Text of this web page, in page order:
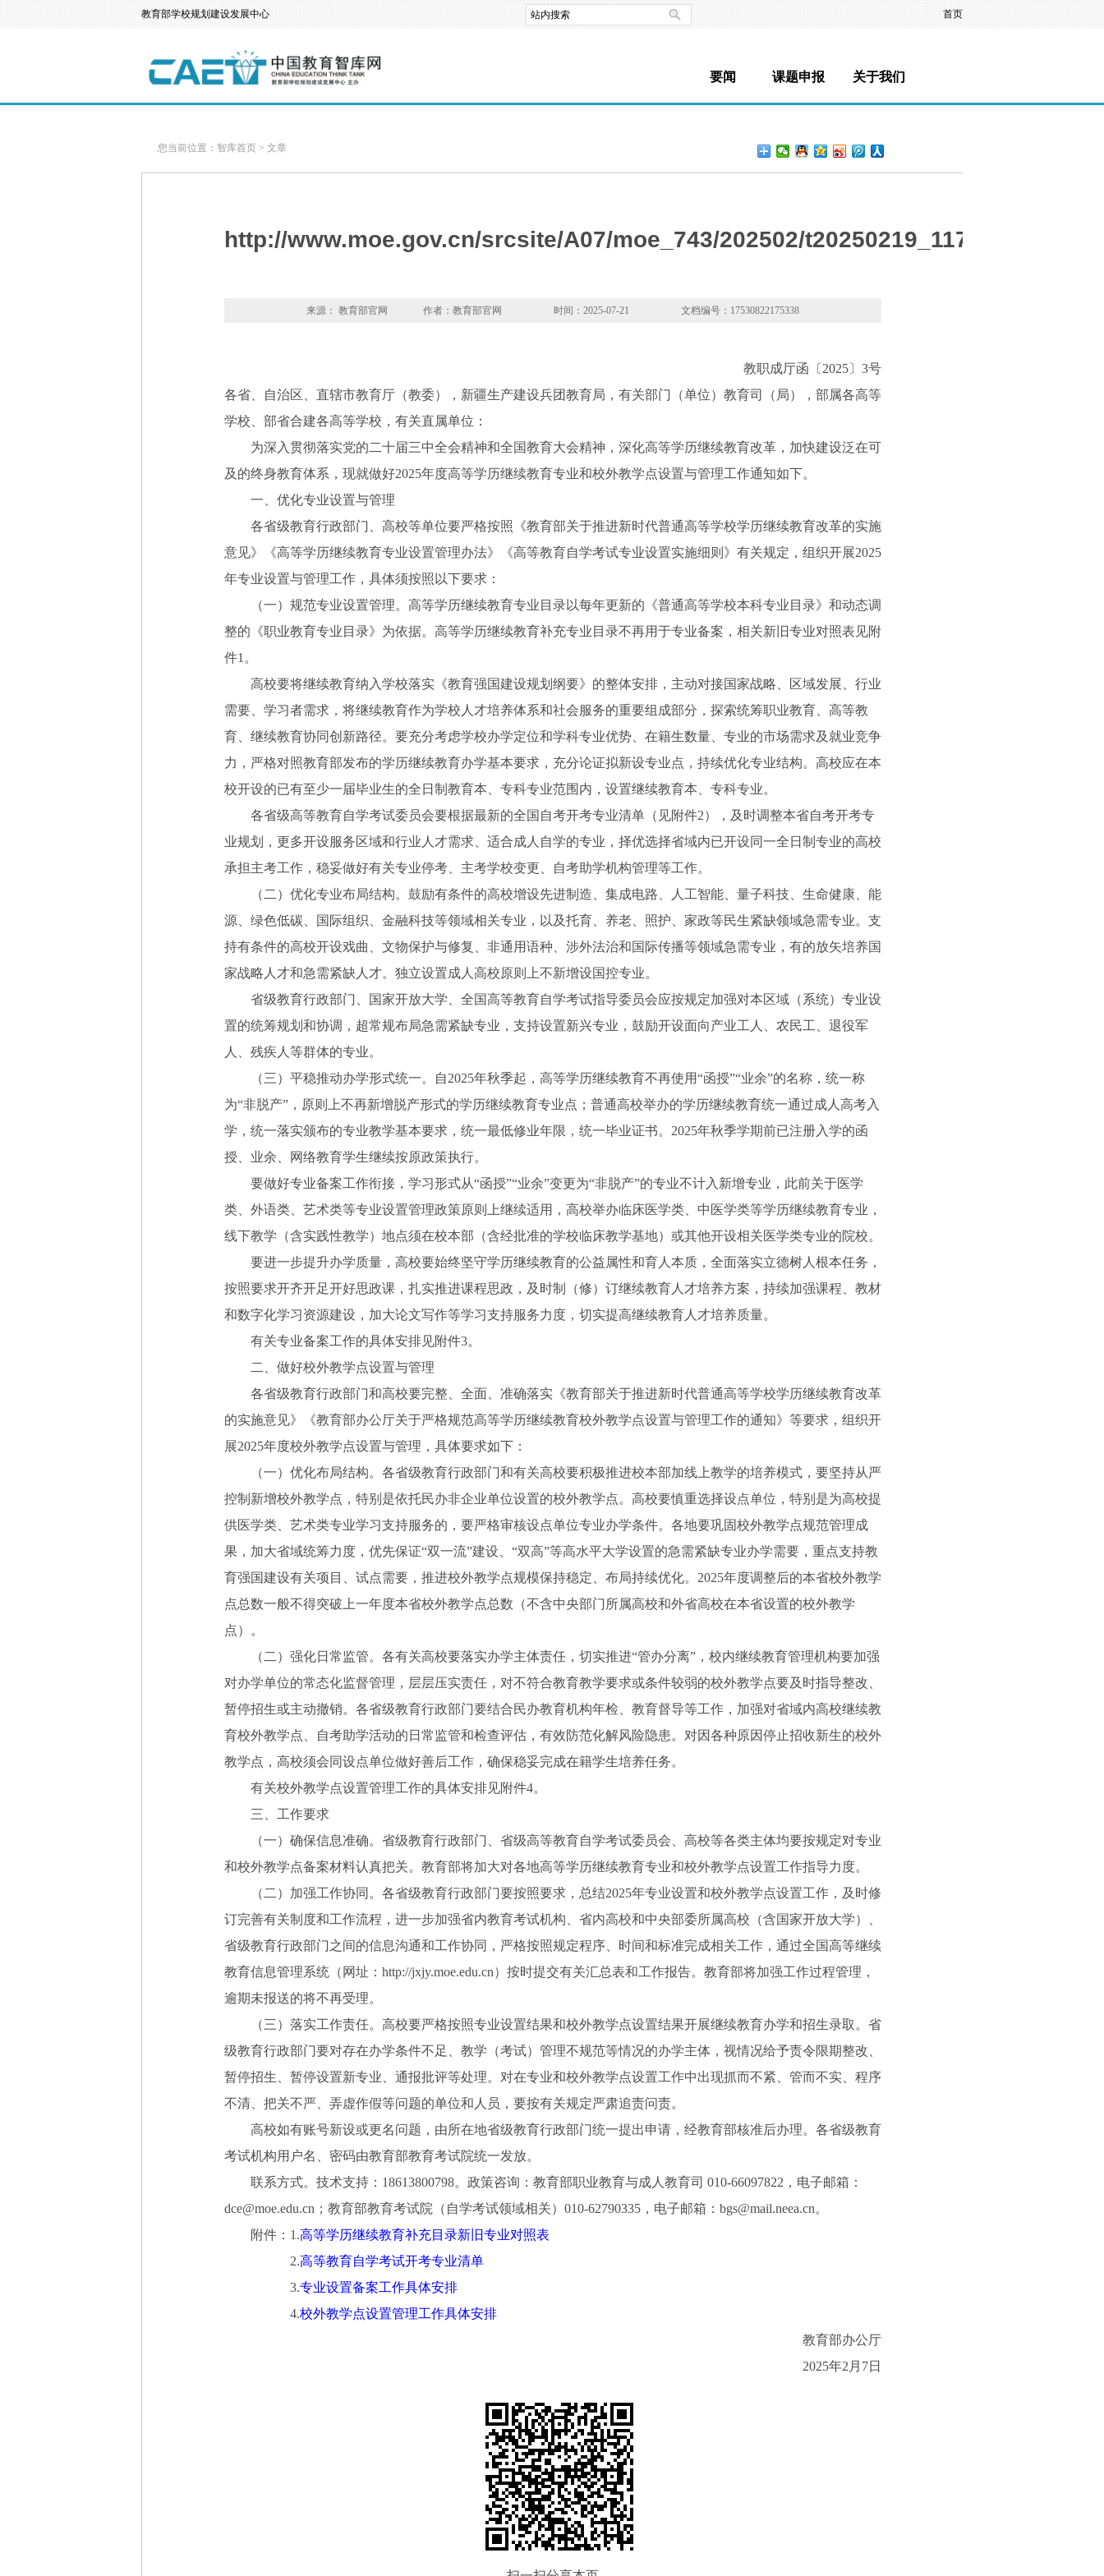
教育部学校规划建设发展中心 首页
要闻 课题申报 关于我们
您当前位置： 智库首页 > 文章
http://www.moe.gov.cn/srcsite/A07/moe_743/202502/t20250219_1179618.html
来源： 教育部官网 作者：教育部官网 时间：2025-07-21 文档编号：17530822175338
教职成厅函〔2025〕3号
各省、自治区、直辖市教育厅（教委），新疆生产建设兵团教育局，有关部门（单位）教育司（局），部属各高等
学校、部省合建各高等学校，有关直属单位：
为深入贯彻落实党的二十届三中全会精神和全国教育大会精神，深化高等学历继续教育改革，加快建设泛在可
及的终身教育体系，现就做好2025年度高等学历继续教育专业和校外教学点设置与管理工作通知如下。
一、优化专业设置与管理
各省级教育行政部门、高校等单位要严格按照《教育部关于推进新时代普通高等学校学历继续教育改革的实施
意见》《高等学历继续教育专业设置管理办法》《高等教育自学考试专业设置实施细则》有关规定，组织开展2025
年专业设置与管理工作，具体须按照以下要求：
（一）规范专业设置管理。高等学历继续教育专业目录以每年更新的《普通高等学校本科专业目录》和动态调
整的《职业教育专业目录》为依据。高等学历继续教育补充专业目录不再用于专业备案，相关新旧专业对照表见附
件1。
高校要将继续教育纳入学校落实《教育强国建设规划纲要》的整体安排，主动对接国家战略、区域发展、行业
需要、学习者需求，将继续教育作为学校人才培养体系和社会服务的重要组成部分，探索统筹职业教育、高等教
育、继续教育协同创新路径。要充分考虑学校办学定位和学科专业优势、在籍生数量、专业的市场需求及就业竞争
力，严格对照教育部发布的学历继续教育办学基本要求，充分论证拟新设专业点，持续优化专业结构。高校应在本
校开设的已有至少一届毕业生的全日制教育本、专科专业范围内，设置继续教育本、专科专业。
各省级高等教育自学考试委员会要根据最新的全国自考开考专业清单（见附件2），及时调整本省自考开考专
业规划，更多开设服务区域和行业人才需求、适合成人自学的专业，择优选择省域内已开设同一全日制专业的高校
承担主考工作，稳妥做好有关专业停考、主考学校变更、自考助学机构管理等工作。
（二）优化专业布局结构。鼓励有条件的高校增设先进制造、集成电路、人工智能、量子科技、生命健康、能
源、绿色低碳、国际组织、金融科技等领域相关专业，以及托育、养老、照护、家政等民生紧缺领域急需专业。支
持有条件的高校开设戏曲、文物保护与修复、非通用语种、涉外法治和国际传播等领域急需专业，有的放矢培养国
家战略人才和急需紧缺人才。独立设置成人高校原则上不新增设国控专业。
省级教育行政部门、国家开放大学、全国高等教育自学考试指导委员会应按规定加强对本区域（系统）专业设
置的统筹规划和协调，超常规布局急需紧缺专业，支持设置新兴专业，鼓励开设面向产业工人、农民工、退役军
人、残疾人等群体的专业。
（三）平稳推动办学形式统一。自2025年秋季起，高等学历继续教育不再使用“函授”“业余”的名称，统一称
为“非脱产”，原则上不再新增脱产形式的学历继续教育专业点；普通高校举办的学历继续教育统一通过成人高考入
学，统一落实颁布的专业教学基本要求，统一最低修业年限，统一毕业证书。2025年秋季学期前已注册入学的函
授、业余、网络教育学生继续按原政策执行。
要做好专业备案工作衔接，学习形式从“函授”“业余”变更为“非脱产”的专业不计入新增专业，此前关于医学
类、外语类、艺术类等专业设置管理政策原则上继续适用，高校举办临床医学类、中医学类等学历继续教育专业，
线下教学（含实践性教学）地点须在校本部（含经批准的学校临床教学基地）或其他开设相关医学类专业的院校。
要进一步提升办学质量，高校要始终坚守学历继续教育的公益属性和育人本质，全面落实立德树人根本任务，
按照要求开齐开足开好思政课，扎实推进课程思政，及时制（修）订继续教育人才培养方案，持续加强课程、教材
和数字化学习资源建设，加大论文写作等学习支持服务力度，切实提高继续教育人才培养质量。
有关专业备案工作的具体安排见附件3。
二、做好校外教学点设置与管理
各省级教育行政部门和高校要完整、全面、准确落实《教育部关于推进新时代普通高等学校学历继续教育改革
的实施意见》《教育部办公厅关于严格规范高等学历继续教育校外教学点设置与管理工作的通知》等要求，组织开
展2025年度校外教学点设置与管理，具体要求如下：
（一）优化布局结构。各省级教育行政部门和有关高校要积极推进校本部加线上教学的培养模式，要坚持从严
控制新增校外教学点，特别是依托民办非企业单位设置的校外教学点。高校要慎重选择设点单位，特别是为高校提
供医学类、艺术类专业学习支持服务的，要严格审核设点单位专业办学条件。各地要巩固校外教学点规范管理成
果，加大省域统筹力度，优先保证“双一流”建设、“双高”等高水平大学设置的急需紧缺专业办学需要，重点支持教
育强国建设有关项目、试点需要，推进校外教学点规模保持稳定、布局持续优化。2025年度调整后的本省校外教学
点总数一般不得突破上一年度本省校外教学点总数（不含中央部门所属高校和外省高校在本省设置的校外教学
点）。
（二）强化日常监管。各有关高校要落实办学主体责任，切实推进“管办分离”，校内继续教育管理机构要加强
对办学单位的常态化监督管理，层层压实责任，对不符合教育教学要求或条件较弱的校外教学点要及时指导整改、
暂停招生或主动撤销。各省级教育行政部门要结合民办教育机构年检、教育督导等工作，加强对省域内高校继续教
育校外教学点、自考助学活动的日常监管和检查评估，有效防范化解风险隐患。对因各种原因停止招收新生的校外
教学点，高校须会同设点单位做好善后工作，确保稳妥完成在籍学生培养任务。
有关校外教学点设置管理工作的具体安排见附件4。
三、工作要求
（一）确保信息准确。省级教育行政部门、省级高等教育自学考试委员会、高校等各类主体均要按规定对专业
和校外教学点备案材料认真把关。教育部将加大对各地高等学历继续教育专业和校外教学点设置工作指导力度。
（二）加强工作协同。各省级教育行政部门要按照要求，总结2025年专业设置和校外教学点设置工作，及时修
订完善有关制度和工作流程，进一步加强省内教育考试机构、省内高校和中央部委所属高校（含国家开放大学）、
省级教育行政部门之间的信息沟通和工作协同，严格按照规定程序、时间和标准完成相关工作，通过全国高等继续
教育信息管理系统（网址：http://jxjy.moe.edu.cn）按时提交有关汇总表和工作报告。教育部将加强工作过程管理，
逾期未报送的将不再受理。
（三）落实工作责任。高校要严格按照专业设置结果和校外教学点设置结果开展继续教育办学和招生录取。省
级教育行政部门要对存在办学条件不足、教学（考试）管理不规范等情况的办学主体，视情况给予责令限期整改、
暂停招生、暂停设置新专业、通报批评等处理。对在专业和校外教学点设置工作中出现抓而不紧、管而不实、程序
不清、把关不严、弄虚作假等问题的单位和人员，要按有关规定严肃追责问责。
高校如有账号新设或更名问题，由所在地省级教育行政部门统一提出申请，经教育部核准后办理。各省级教育
考试机构用户名、密码由教育部教育考试院统一发放。
联系方式。技术支持：18613800798。政策咨询：教育部职业教育与成人教育司 010-66097822，电子邮箱：
dce@moe.edu.cn；教育部教育考试院（自学考试领域相关）010-62790335，电子邮箱：bgs@mail.neea.cn。
附件：1.高等学历继续教育补充目录新旧专业对照表
2.高等教育自学考试开考专业清单
3.专业设置备案工作具体安排
4.校外教学点设置管理工作具体安排
教育部办公厅
2025年2月7日